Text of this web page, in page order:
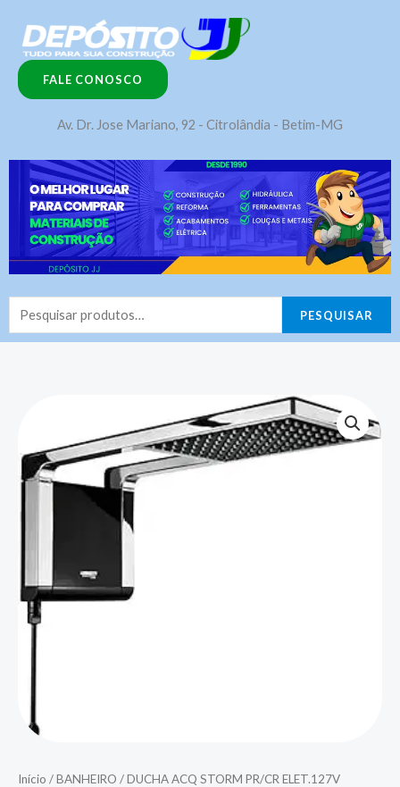
para
conteúdoFALE CONOSCO
Av. Dr. Jose Mariano, 92 - Citrolândia - Betim-MG
Pesquisar
por:
PESQUISAR
Início /BANHEIRO / DUCHA ACQ STORM PR/CR ELET.127V